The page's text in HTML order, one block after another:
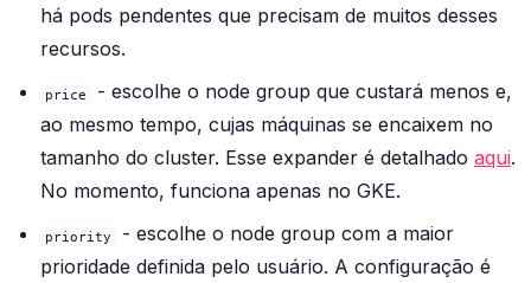
há pods pendentes que precisam de muitos desses
recursos.
price
- escolhe o node group que custará menos e,
ao mesmo tempo, cujas máquinas se encaixem no
tamanho do cluster. Esse expander é detalhado aqui.
No momento, funciona apenas no GKE.
priority
- escolhe o node group com a maior
prioridade definida pelo usuário. A configuração é